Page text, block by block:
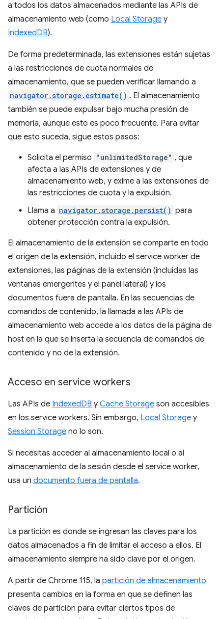
a todos los datos almacenados mediante las APIs de
almacenamiento web (como Local Storage y
IndexedDB).
De forma predeterminada, las extensiones están sujetas
a las restricciones de cuota normales de
almacenamiento, que se pueden verificar llamando a
navigator.storage.estimate() . El almacenamiento
también se puede expulsar bajo mucha presión de
memoria, aunque esto es poco frecuente. Para evitar
que esto suceda, sigue estos pasos:
Solicita el permiso "unlimitedStorage" , que
afecta a las APIs de extensiones y de
almacenamiento web, y exime a las extensiones de
las restricciones de cuota y la expulsión.
Llama a navigator.storage.persist() para
obtener protección contra la expulsión.
El almacenamiento de la extensión se comparte en todo
el origen de la extensión, incluido el service worker de
extensiones, las páginas de la extensión (incluidas las
ventanas emergentes y el panel lateral) y los
documentos fuera de pantalla. En las secuencias de
comandos de contenido, la llamada a las APIs de
almacenamiento web accede a los datos de la página de
host en la que se inserta la secuencia de comandos de
contenido y no de la extensión.
Acceso en service workers
Las APIs de IndexedDB y Cache Storage son accesibles
en los service workers. Sin embargo, Local Storage y
Session Storage no lo son.
Si necesitas acceder al almacenamiento local o al
almacenamiento de la sesión desde el service worker,
usa un documento fuera de pantalla.
Partición
La partición es donde se ingresan las claves para los
datos almacenados a fin de limitar el acceso a ellos. El
almacenamiento siempre ha sido clave por el origen.
A partir de Chrome 115, la partición de almacenamiento
presenta cambios en la forma en que se definen las
claves de partición para evitar ciertos tipos de